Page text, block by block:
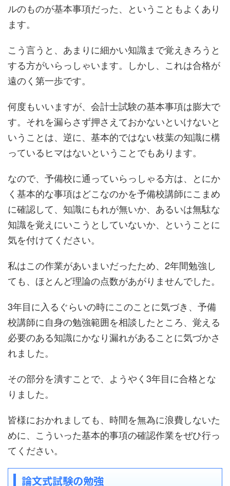
ルのものが基本事項だった、ということもよくあり
ます。
こう言うと、あまりに細かい知識まで覚えきろうと
する方がいらっしゃいます。しかし、これは合格が
遠のく第一歩です。
何度もいいますが、会計士試験の基本事項は膨大で
す。それを漏らさず押さえておかないといけないと
いうことは、逆に、基本的ではない枝葉の知識に構
っているヒマはないということでもあります。
なので、予備校に通っていらっしゃる方は、とにか
く基本的な事項はどこなのかを予備校講師にこまめ
に確認して、知識にもれが無いか、あるいは無駄な
知識を覚えにいこうとしていないか、ということに
気を付けてください。
私はこの作業があいまいだったため、2年間勉強し
ても、ほとんど理論の点数があがりませんでした。
3年目に入るぐらいの時にこのことに気づき、予備
校講師に自身の勉強範囲を相談したところ、覚える
必要のある知識にかなり漏れがあることに気づかさ
れました。
その部分を潰すことで、ようやく3年目に合格とな
りました。
皆様におかれましても、時間を無為に浪費しないた
めに、こういった基本的事項の確認作業をぜひ行っ
てください。
論文式試験の勉強